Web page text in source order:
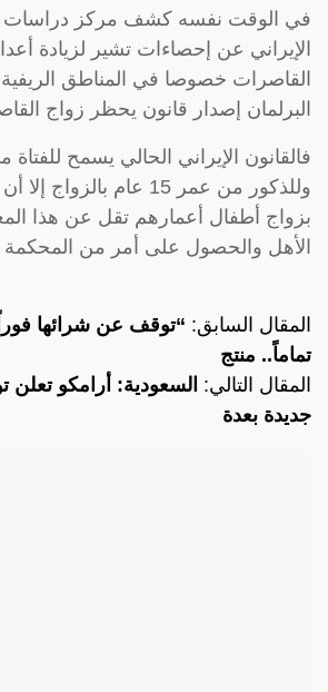
في الوقت نفسه كشف مركز دراسات
الإيراني عن إحصاءات تشير لزيادة
القاصرات خصوصا في المناطق الريفية
البرلمان إصدار قانون يحظر زواج
وللذكور من عمر 15 عام
بزواج أطفال أعمارهم تقل عن هذا
الأهل والحصول على أمر من المحكمة
المقال السابق: “توقف عن شرائها
تماماً.. منتج
المقال التالي:
جديدة بعدة